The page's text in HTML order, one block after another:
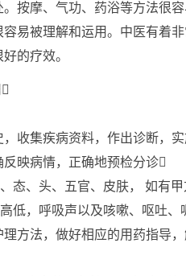
按摩、气功、药浴等方法很
易被理解和运用。中医有着
的疗效。
集疾病资料，作出诊断，实
映病情，正确地预检分诊
、头、五官、皮肤， 如有甲
，呼吸声以及咳嗽、呕吐、
方法，做好相应的用药指导